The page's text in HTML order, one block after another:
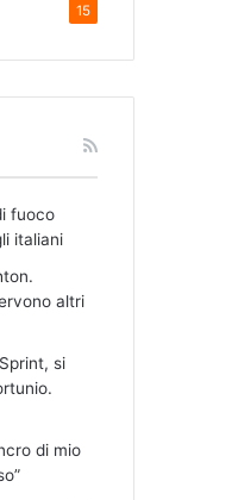
15
fuoco
italiani
altri
si
di mio